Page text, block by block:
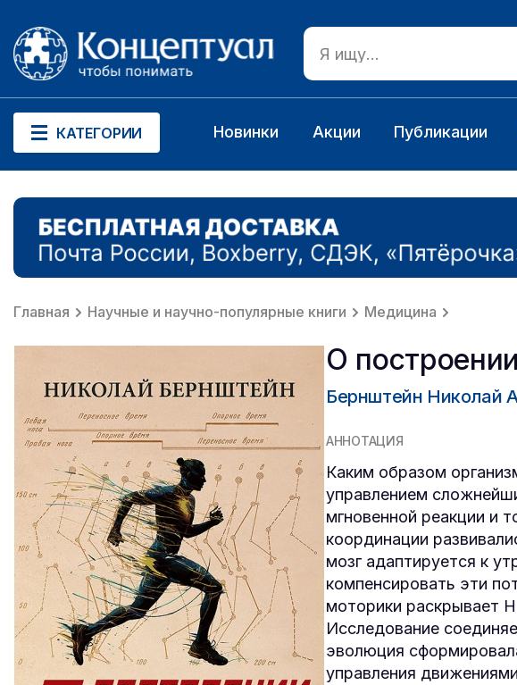
КАТЕГОРИИ Новинки Акции Публикации
Главная Научные и научно-популярные книги Медицина
О
Бернштейн Николай
АННОТАЦИЯ
Каким образом
управлением
мгновенной реакции и
координации
мозг адаптируется к
компенсировать эти
моторики раскрывает
Исследование
эволюция
управления